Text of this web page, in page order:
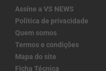
Assine a VS NEWS
Política de privacidade
Quem somos
Termos e condições
Mapa do site
Ficha Técnica